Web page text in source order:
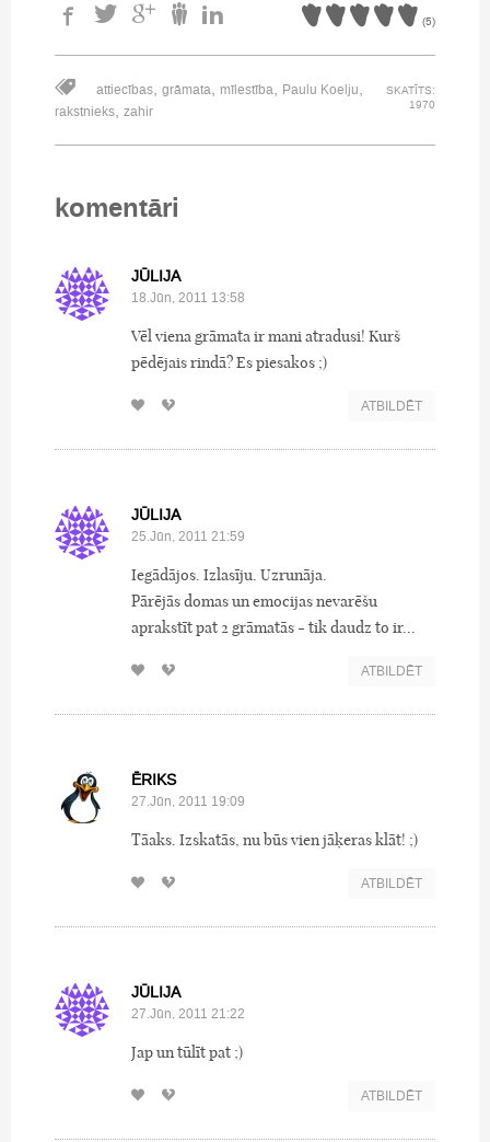
(5)
attiecības, grāmata, mīlestība, Paulu Koelju,
rakstnieks, zahir
SKATĪTS:
1970
komentāri
JŪLIJA
18.Jūn, 2011 13:58
Vēl viena grāmata ir mani atradusi! Kurš
pēdējais rindā? Es piesakos ;)
ATBILDĒT
JŪLIJA
25.Jūn, 2011 21:59
Iegādājos. Izlasīju. Uzrunāja.
Pārējās domas un emocijas nevarēšu
aprakstīt pat 2 grāmatās - tik daudz to ir...
ATBILDĒT
ĒRIKS
27.Jūn, 2011 19:09
Tāaks. Izskatās, nu būs vien jāķeras klāt! ;)
ATBILDĒT
JŪLIJA
27.Jūn, 2011 21:22
Jap un tūlīt pat ;)
ATBILDĒT